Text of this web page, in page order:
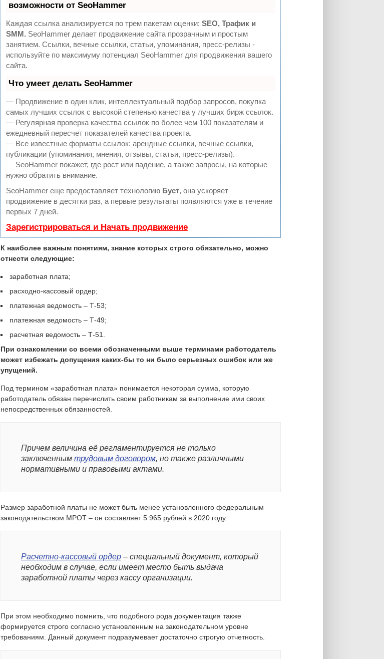
возможности от SeoHammer
Каждая ссылка анализируется по трем пакетам оценки: SEO, Трафик и
SMM. SeoHammer делает продвижение сайта прозрачным и простым
занятием. Ссылки, вечные ссылки, статьи, упоминания, пресс-релизы -
используйте по максимуму потенциал SeoHammer для продвижения вашего
сайта.
Что умеет делать SeoHammer
— Продвижение в один клик, интеллектуальный подбор запросов, покупка
самых лучших ссылок с высокой степенью качества у лучших бирж ссылок.
— Регулярная проверка качества ссылок по более чем 100 показателям и
ежедневный пересчет показателей качества проекта.
— Все известные форматы ссылок: арендные ссылки, вечные ссылки,
публикации (упоминания, мнения, отзывы, статьи, пресс-релизы).
— SeoHammer покажет, где рост или падение, а также запросы, на которые
нужно обратить внимание.
SeoHammer еще предоставляет технологию Буст, она ускоряет
продвижение в десятки раз, а первые результаты появляются уже в течение
первых 7 дней.
Зарегистрироваться и Начать продвижение
К наиболее важным понятиям, знание которых строго обязательно, можно
отнести следующие:
заработная плата;
расходно-кассовый ордер;
платежная ведомость – Т-53;
платежная ведомость – Т-49;
расчетная ведомость – Т-51.
При ознакомлении со всеми обозначенными выше терминами работодатель
может избежать допущения каких-бы то ни было серьезных ошибок или же
упущений.
Под термином «заработная плата» понимается некоторая сумма, которую
работодатель обязан перечислить своим работникам за выполнение ими своих
непосредственных обязанностей.
Причем величина её регламентируется не только
заключенным трудовым договором, но также различными
нормативными и правовыми актами.
Размер заработной платы не может быть менее установленного федеральным
законодательством МРОТ – он составляет 5 965 рублей в 2020 году.
Расчетно-кассовый ордер– специальный документ, который
необходим в случае, если имеет место быть выдача
заработной платы через кассу организации.
При этом необходимо помнить, что подобного рода документация также
формируется строго согласно установленным на законодательном уровне
требованиям. Данный документ подразумевает достаточно строгую отчетность.